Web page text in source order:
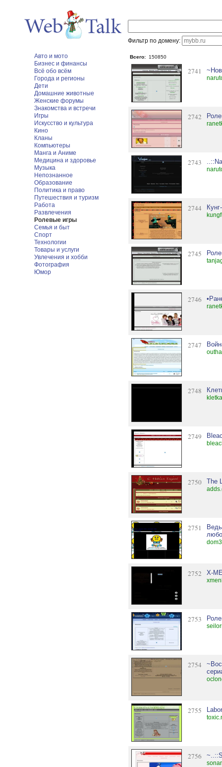
Фильтр по домену:
Авто и мото
Бизнес и финансы
Всё обо всём
Города и регионы
Дети
Домашние животные
Женские форумы
Знакомства и встречи
Игры
Искусство и культура
Кино
Кланы
Компьютеры
Манга и Аниме
Медицина и здоровье
Музыка
Непознанное
Образование
Политика и право
Путешествия и туризм
Работа
Развлечения
Ролевые игры
Семья и быт
Спорт
Технологии
Товары и услуги
Увлечения и хобби
Фотография
Юмор
Всего: 150850
2741
2742
2743
2744
2745
2746
2747
2748
2749
2750 The
2751
2752 X-
2753
2754
2755
2756